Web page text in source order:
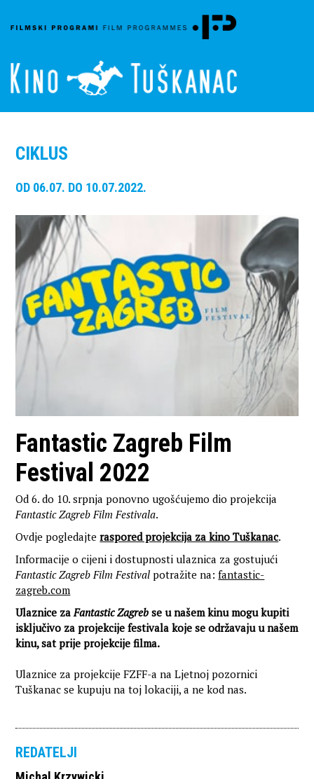
CIKLUS
OD 06.07. DO 10.07.2022.
Fantastic Zagreb Film
Festival 2022
Od 6. do 10. srpnja ponovno ugošćujemo dio projekcija
Fantastic Zagreb Film Festivala.
Ovdje pogledajteraspored projekcija za kino Tuškanac.
Informacije o cijeni i dostupnosti ulaznica za gostujući
Fantastic Zagreb Film Festival potražite na:fantastic-
zagreb.com
Ulaznice zaFantastic Zagreb se u našem kinu mogu kupiti
isključivo za projekcije festivala koje se održavaju u našem
kinu, sat prije projekcije filma.
Ulaznice za projekcije FZFF-a na Ljetnoj pozornici
Tuškanac se kupuju na toj lokaciji, a ne kod nas.
REDATELJI